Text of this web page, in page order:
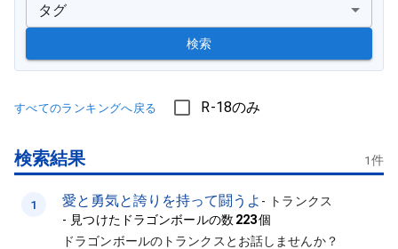
タグ
検索
すべてのランキングへ戻る R-18のみ
検索結果 1件
1 愛と勇気と誇りを持って闘うよ - トランクス
- 見つけたドラゴンボールの数 223個
ドラゴンボールのトランクスとお話しませんか？